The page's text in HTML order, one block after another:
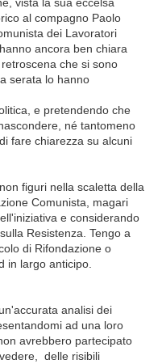
al compagno Paolo
dei Lavoratori
ancora ben chiara
che si sono
serata lo hanno
e pretendendo che
né tantomeno
fare chiarezza su alcuni
figuri nella scaletta della
Comunista, magari
e considerando
Resistenza. Tengo a
di Rifondazione o
in largo anticipo.
analisi dei
ad una loro
avrebbero partecipato
delle risibili